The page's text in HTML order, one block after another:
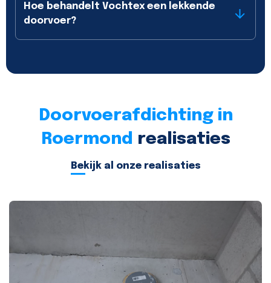
Hoe behandelt Vochtex een lekkende
doorvoer?
Doorvoerafdichting in
Roermond realisaties
Bekijk al onze realisaties